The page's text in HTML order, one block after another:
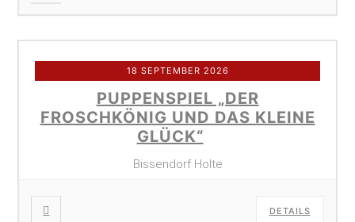
18 SEPTEMBER 2026
PUPPENSPIEL „DER
FROSCHKÖNIG UND DAS KLEINE
GLÜCK“
Bissendorf Holte
DETAILS